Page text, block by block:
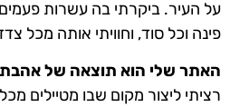
על העיר. ביקרתי בה עשרות
פינה וכל סוד, וחוויתי אותה מכל
האתר שלי הוא תוצאה של
רציתי ליצור מקום שבו מטיילים